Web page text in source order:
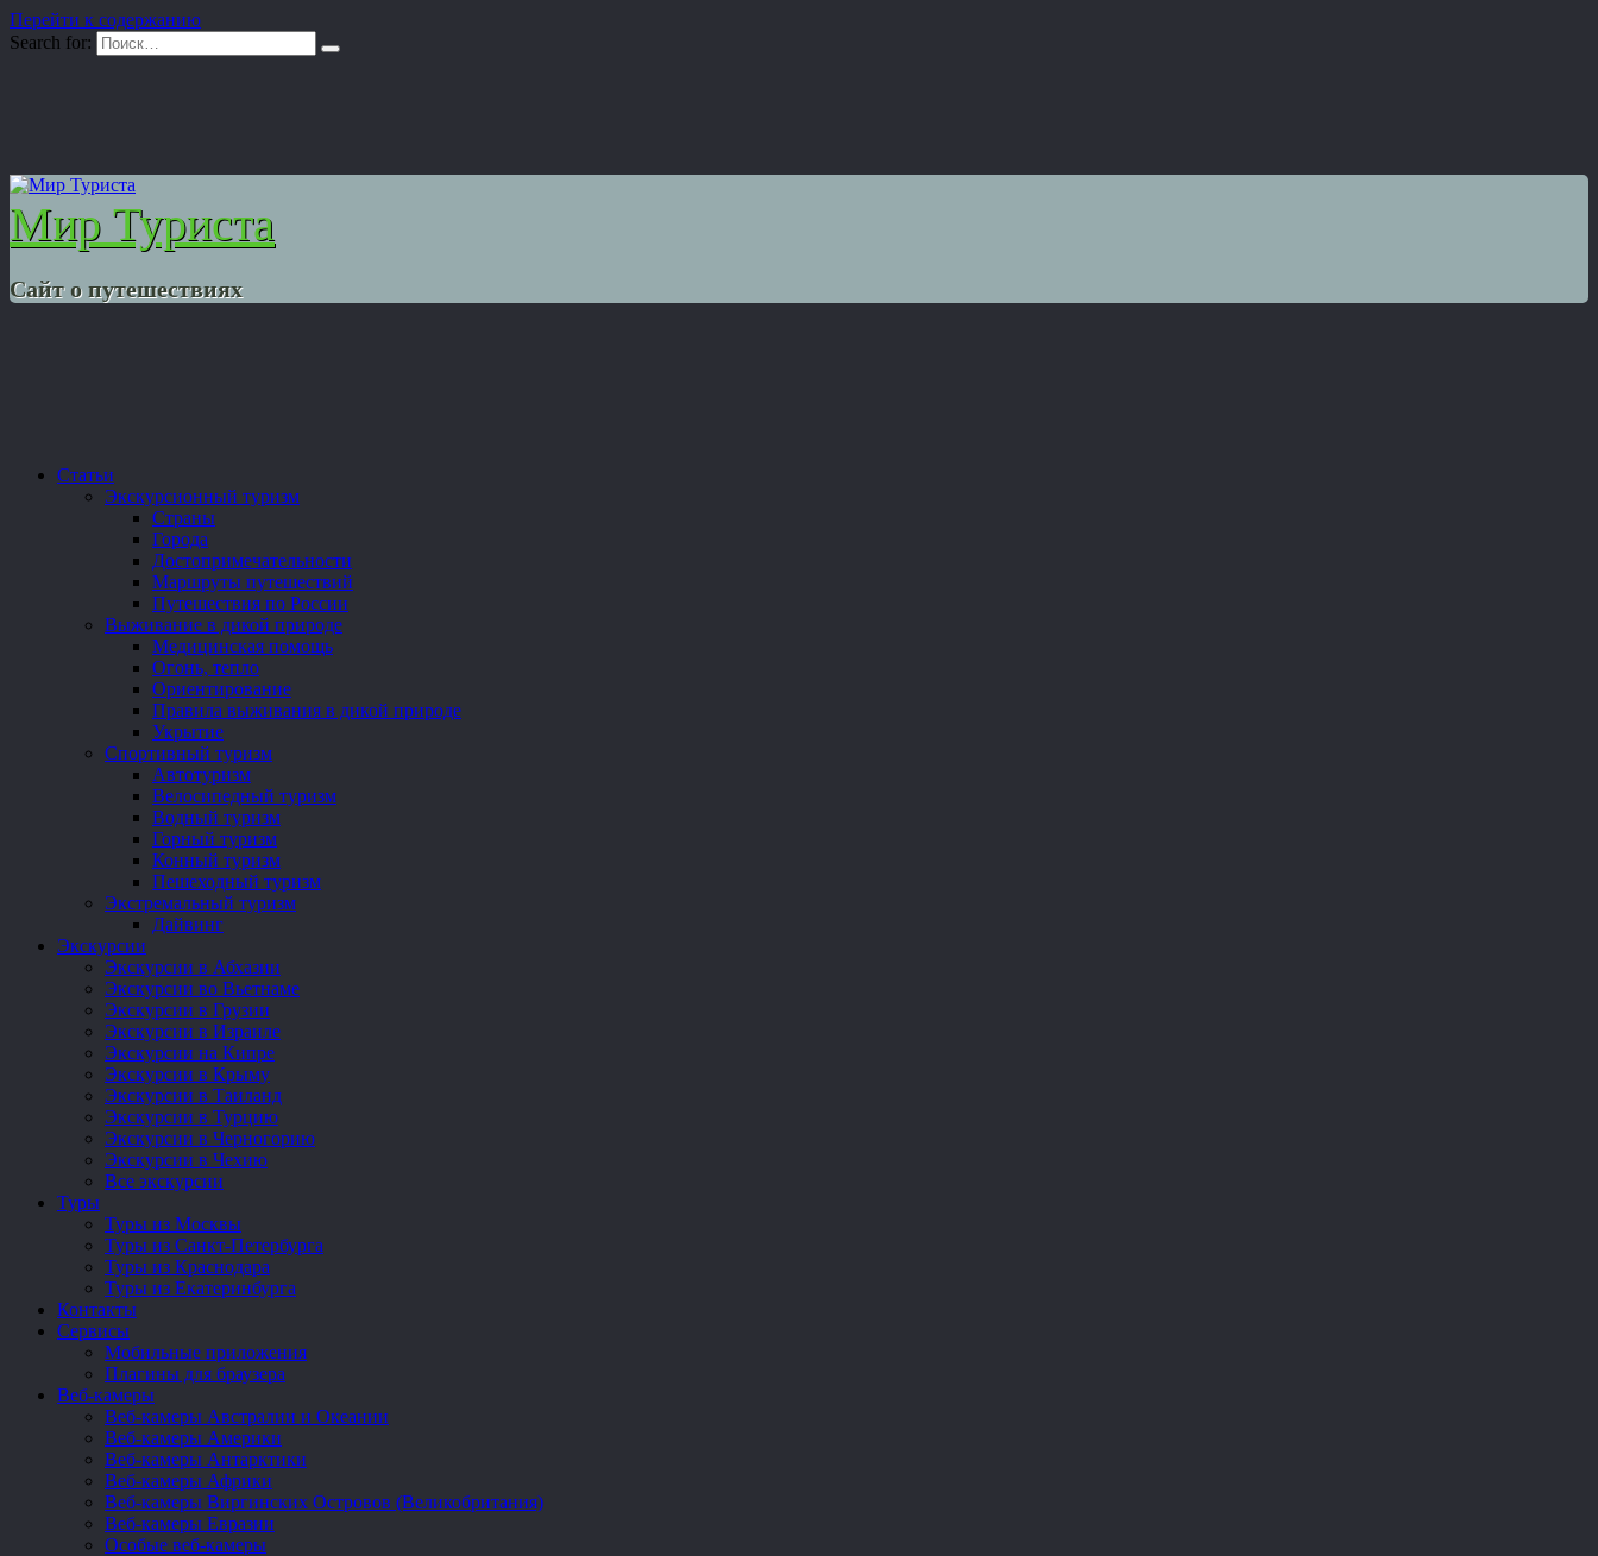
Перейти к содержанию
Search for:
Мир Туриста
Сайт о путешествиях
Статьи
Экскурсионный туризм
Страны
Города
Достопримечательности
Маршруты путешествий
Путешествия по России
Выживание в дикой природе
Медицинская помощь
Огонь, тепло
Ориентирование
Правила выживания в дикой природе
Укрытие
Спортивный туризм
Автотуризм
Велосипедный туризм
Водный туризм
Горный туризм
Конный туризм
Пешеходный туризм
Экстремальный туризм
Дайвинг
Экскурсии
Экскурсии в Абхазии
Экскурсии во Вьетнаме
Экскурсии в Грузии
Экскурсии в Израиле
Экскурсии на Кипре
Экскурсии в Крыму
Экскурсии в Таиланд
Экскурсии в Турцию
Экскурсии в Черногорию
Экскурсии в Чехию
Все экскурсии
Туры
Туры из Москвы
Туры из Санкт-Петербурга
Туры из Краснодара
Туры из Екатеринбурга
Контакты
Сервисы
Мобильные приложения
Плагины для браузера
Веб-камеры
Веб-камеры Австралии и Океании
Веб-камеры Америки
Веб-камеры Антарктики
Веб-камеры Африки
Веб-камеры Виргинских Островов (Великобритания)
Веб-камеры Евразии
Особые веб-камеры